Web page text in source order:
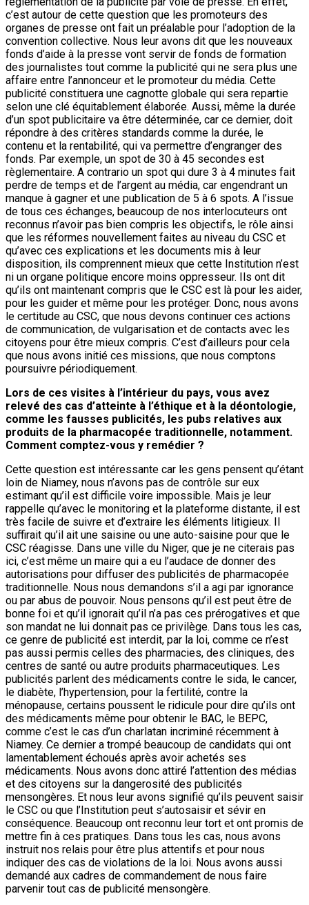
c’est autour de cette question que les promoteurs des
organes de presse ont fait un préalable pour l’adoption de la
convention collective. Nous leur avons dit que les nouveaux
fonds d’aide à la presse vont servir de fonds de formation
des journalistes tout comme la publicité qui ne sera plus une
affaire entre l’annonceur et le promoteur du média. Cette
publicité constituera une cagnotte globale qui sera repartie
selon une clé équitablement élaborée. Aussi, même la durée
d’un spot publicitaire va être déterminée, car ce dernier, doit
répondre à des critères standards comme la durée, le
contenu et la rentabilité, qui va permettre d’engranger des
fonds. Par exemple, un spot de 30 à 45 secondes est
règlementaire. A contrario un spot qui dure 3 à 4 minutes fait
perdre de temps et de l’argent au média, car engendrant un
manque à gagner et une publication de 5 à 6 spots. A l’issue
de tous ces échanges, beaucoup de nos interlocuteurs ont
reconnus n’avoir pas bien compris les objectifs, le rôle ainsi
que les réformes nouvellement faites au niveau du CSC et
qu’avec ces explications et les documents mis à leur
disposition, ils comprennent mieux que cette Institution n’est
ni un organe politique encore moins oppresseur. Ils ont dit
qu’ils ont maintenant compris que le CSC est là pour les aider,
pour les guider et même pour les protéger. Donc, nous avons
le certitude au CSC, que nous devons continuer ces actions
de communication, de vulgarisation et de contacts avec les
citoyens pour être mieux compris. C’est d’ailleurs pour cela
que nous avons initié ces missions, que nous comptons
poursuivre périodiquement.
Lors de ces visites à l’intérieur du pays, vous avez
relevé des cas d’atteinte à l’éthique et à la déontologie,
comme les fausses publicités, les pubs relatives aux
produits de la pharmacopée traditionnelle, notamment.
Comment comptez-vous y remédier ?
Cette question est intéressante car les gens pensent qu’étant
loin de Niamey, nous n’avons pas de contrôle sur eux
estimant qu’il est difficile voire impossible. Mais je leur
rappelle qu’avec le monitoring et la plateforme distante, il est
très facile de suivre et d’extraire les éléments litigieux. Il
suffirait qu’il ait une saisine ou une auto-saisine pour que le
CSC réagisse. Dans une ville du Niger, que je ne citerais pas
ici, c’est même un maire qui a eu l’audace de donner des
autorisations pour diffuser des publicités de pharmacopée
traditionnelle. Nous nous demandons s’il a agi par ignorance
ou par abus de pouvoir. Nous pensons qu’il est peut être de
bonne foi et qu’il ignorait qu’il n’a pas ces prérogatives et que
son mandat ne lui donnait pas ce privilège. Dans tous les cas,
ce genre de publicité est interdit, par la loi, comme ce n’est
pas aussi permis celles des pharmacies, des cliniques, des
centres de santé ou autre produits pharmaceutiques. Les
publicités parlent des médicaments contre le sida, le cancer,
le diabète, l’hypertension, pour la fertilité, contre la
ménopause, certains poussent le ridicule pour dire qu’ils ont
des médicaments même pour obtenir le BAC, le BEPC,
comme c’est le cas d’un charlatan incriminé récemment à
Niamey. Ce dernier a trompé beaucoup de candidats qui ont
lamentablement échoués après avoir achetés ses
médicaments. Nous avons donc attiré l’attention des médias
et des citoyens sur la dangerosité des publicités
mensongères. Et nous leur avons signifié qu’ils peuvent saisir
le CSC ou que l’Institution peut s’autosaisir et sévir en
conséquence. Beaucoup ont reconnu leur tort et ont promis de
mettre fin à ces pratiques. Dans tous les cas, nous avons
instruit nos relais pour être plus attentifs et pour nous
indiquer des cas de violations de la loi. Nous avons aussi
demandé aux cadres de commandement de nous faire
parvenir tout cas de publicité mensongère.